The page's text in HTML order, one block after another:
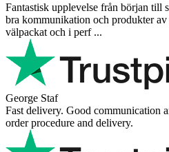
Fantastisk upplevelse från början till
bra kommunikation och produkter
välpackat och i perf ...
George Staf
Fast delivery. Good communication
order procedure and delivery.